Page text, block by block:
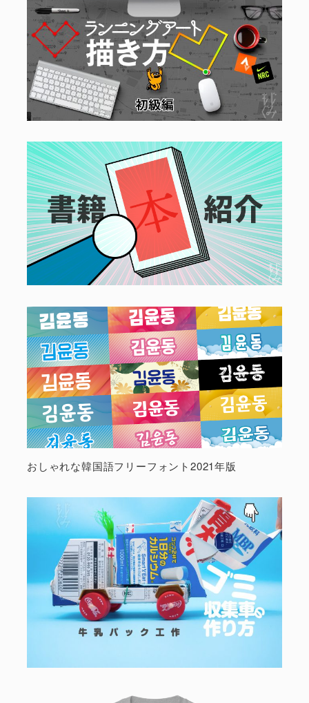
おしゃれな韓国語フリーフォント2021年版